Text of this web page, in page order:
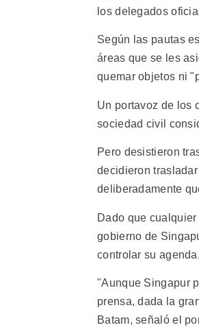
los delegados
Según las pautas
áreas que se les
quemar objetos ni
Un portavoz de los
sociedad civil
Pero desistieron
decidieron
deliberadamente
Dado que
gobierno de
controlar su
"Aunque Singapur
prensa, dada la
Batam, señaló el